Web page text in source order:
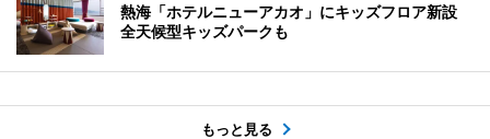
熱海「ホテルニューアカオ」にキッズフロア新設
全天候型キッズパークも
もっと見る